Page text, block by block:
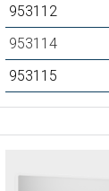
953112
953114
953115